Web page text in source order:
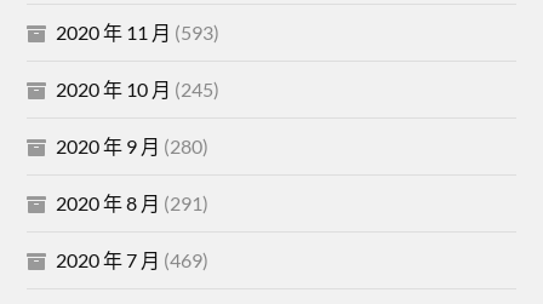
2020 年 11 月 (593)
2020 年 10 月 (245)
2020 年 9 月 (280)
2020 年 8 月 (291)
2020 年 7 月 (469)